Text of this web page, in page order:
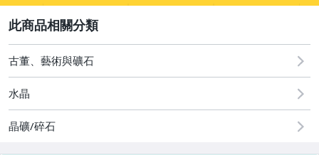
其它
[全店] 周年慶
[全店] 粉絲專享
古董、藝術與礦石
水晶
晶礦/碎石